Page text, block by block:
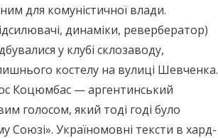
для комуністичної влади.
динаміки, ревербератор)
у клубі склозаводу,
костелу на вулиці Шевченка.
Коцюмбас — аргентинський
голосом, який тоді годі було
Союзі». Україномовні тексти в хард-